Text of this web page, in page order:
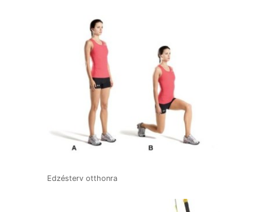
Edzésterv otthonra